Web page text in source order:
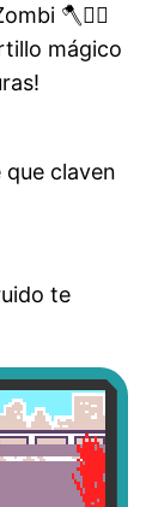
🪓🧟‍♂️
mágico
claven
te